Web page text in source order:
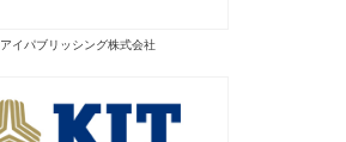
アイパブリッシング株式会社